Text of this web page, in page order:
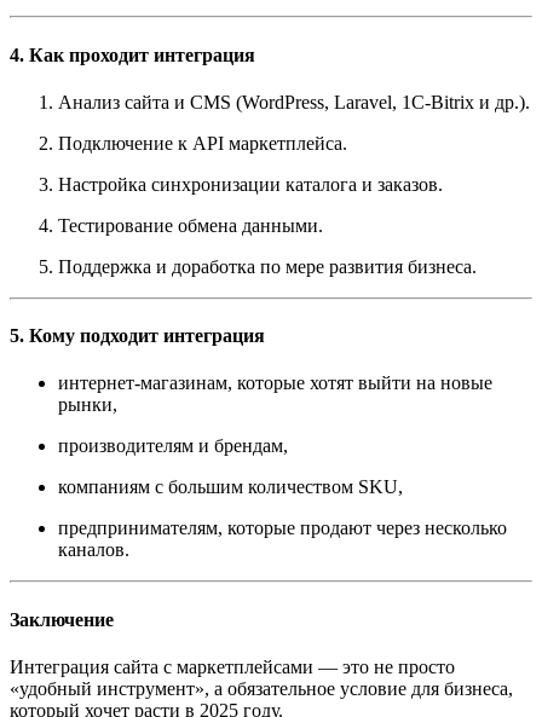
4. Как проходит интеграция
Анализ сайта и CMS (WordPress, Laravel, 1C-Bitrix и др.).
Подключение к API маркетплейса.
Настройка синхронизации каталога и заказов.
Тестирование обмена данными.
Поддержка и доработка по мере развития бизнеса.
5. Кому подходит интеграция
интернет-магазинам, которые хотят выйти на новые
рынки,
производителям и брендам,
компаниям с большим количеством SKU,
предпринимателям, которые продают через несколько
каналов.
Заключение
Интеграция сайта с маркетплейсами — это не просто
«удобный инструмент», а обязательное условие для бизнеса,
который хочет расти в 2025 году.